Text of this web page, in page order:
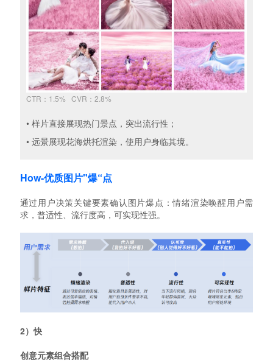
CTR：1.5% CVR：2.8%
• 样片直接展现热门景点，突出流行性；
• 远景展现花海烘托渲染，使用户身临其境。
How-优质图片"爆“点
通过用户决策关键要素确认图片爆点：情绪渲染唤醒用户需
求，普适性、流行度高，可实现性强。
2）快
创意元素组合搭配